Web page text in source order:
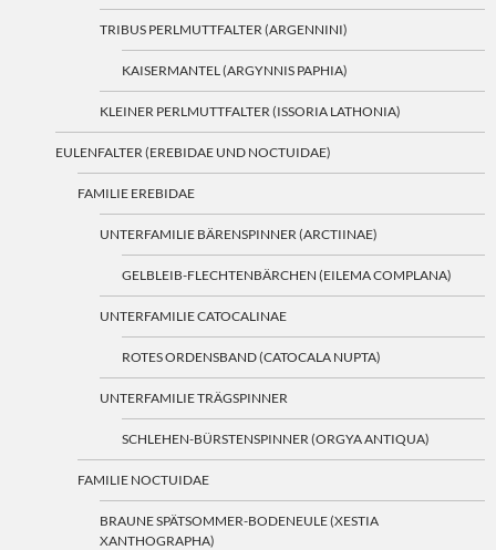
TRIBUS PERLMUTTFALTER (ARGENNINI)
KAISERMANTEL (ARGYNNIS PAPHIA)
KLEINER PERLMUTTFALTER (ISSORIA LATHONIA)
EULENFALTER (EREBIDAE UND NOCTUIDAE)
FAMILIE EREBIDAE
UNTERFAMILIE BÄRENSPINNER (ARCTIINAE)
GELBLEIB-FLECHTENBÄRCHEN (EILEMA COMPLANA)
UNTERFAMILIE CATOCALINAE
ROTES ORDENSBAND (CATOCALA NUPTA)
UNTERFAMILIE TRÄGSPINNER
SCHLEHEN-BÜRSTENSPINNER (ORGYA ANTIQUA)
FAMILIE NOCTUIDAE
BRAUNE SPÄTSOMMER-BODENEULE (XESTIA
XANTHOGRAPHA)